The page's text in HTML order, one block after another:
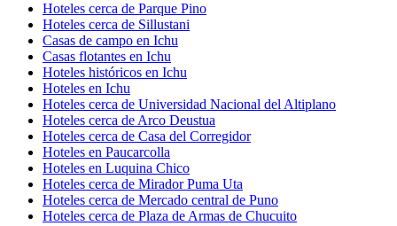
Hoteles cerca de Parque Pino
Hoteles cerca de Sillustani
Casas de campo en Ichu
Casas flotantes en Ichu
Hoteles históricos en Ichu
Hoteles en Ichu
Hoteles cerca de Universidad Nacional del Altiplano
Hoteles cerca de Arco Deustua
Hoteles cerca de Casa del Corregidor
Hoteles en Paucarcolla
Hoteles en Luquina Chico
Hoteles cerca de Mirador Puma Uta
Hoteles cerca de Mercado central de Puno
Hoteles cerca de Plaza de Armas de Chucuito